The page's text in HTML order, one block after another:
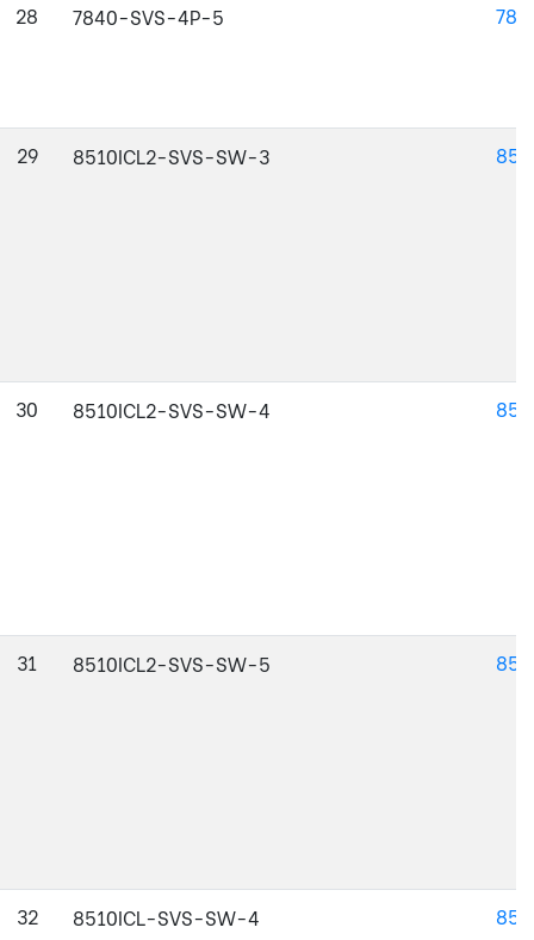
28 7840-SVS-4P-5
29 8510ICL2-SVS-SW-3
30 8510ICL2-SVS-SW-4
31 8510ICL2-SVS-SW-5
32 8510ICL-SVS-SW-4